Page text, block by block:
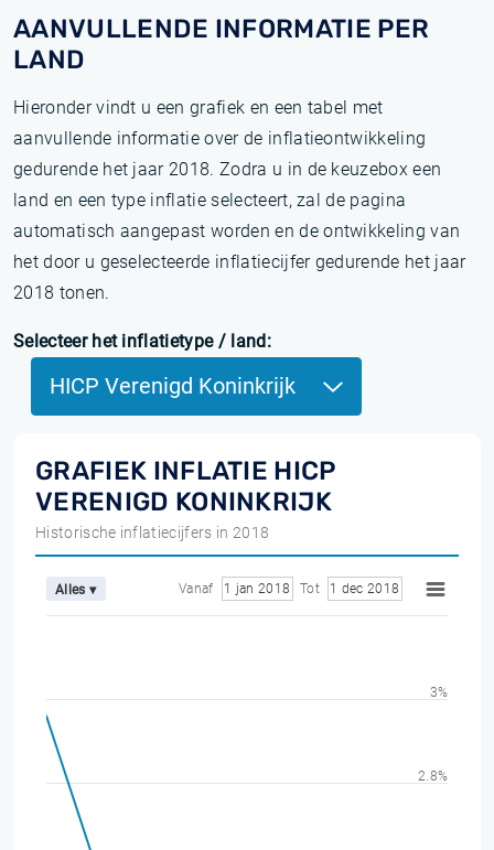
AANVULLENDE INFORMATIE PER
LAND
Hieronder vindt u een grafiek en een tabel met
aanvullende informatie over de inflatieontwikkeling
gedurende het jaar 2018. Zodra u in de keuzebox een
land en een type inflatie selecteert, zal de pagina
automatisch aangepast worden en de ontwikkeling van
het door u geselecteerde inflatiecijfer gedurende het jaar
2018 tonen.
Selecteer het inflatietype / land:
HICP Verenigd Koninkrijk
GRAFIEK INFLATIE HICP
VERENIGD KONINKRIJK
Historische inflatiecijfers in 2018
Alles ▾ Vanaf 1 jan 2018 Tot 1 dec 2018
2.8%
3%